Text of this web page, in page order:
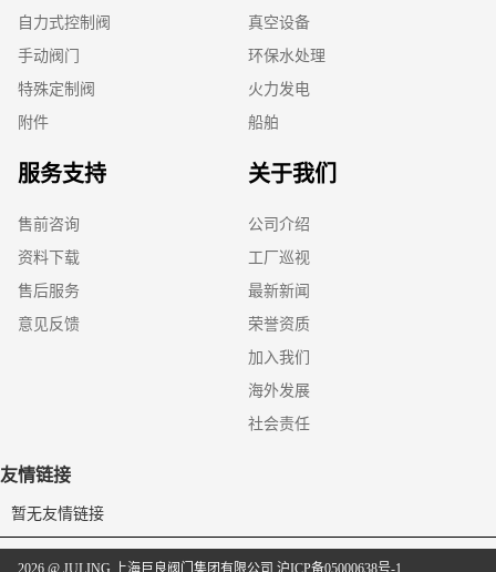
自力式控制阀
手动阀门
特殊定制阀
附件
真空设备
环保水处理
火力发电
船舶
服务支持
售前咨询
资料下载
售后服务
意见反馈
关于我们
公司介绍
工厂巡视
最新新闻
荣誉资质
加入我们
海外发展
社会责任
友情链接
暂无友情链接
2026 @ JULING 上海巨良阀门集团有限公司 沪ICP备05000638号-1